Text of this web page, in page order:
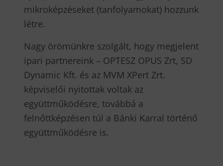
mikroképzéseket (tanfolyamokat) hozzunk
létre.
Nagy örömünkre szolgált, hogy megjelent
ipari partnereink – OPTESZ OPUS Zrt, SD
Dynamic Kft. és az MVM XPert Zrt.
képviselői nyitottak voltak az
együttműködésre, továbbá a
felnőttképzésen túl a Bánki Karral történő
együttműködésre is.